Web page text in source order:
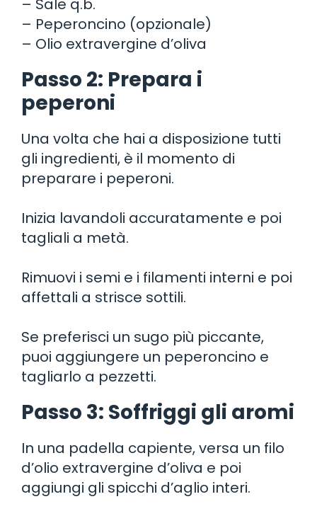
– Peperoncino (opzionale)
– Olio extravergine d’oliva
Passo 2: Prepara i
peperoni
Una volta che hai a disposizione tutti
gli ingredienti, è il momento di
preparare i peperoni.
Inizia lavandoli accuratamente e poi
tagliali a metà.
Rimuovi i semi e i filamenti interni e poi
affettali a strisce sottili.
Se preferisci un sugo più piccante,
puoi aggiungere un peperoncino e
tagliarlo a pezzetti.
Passo 3: Soffriggi gli aromi
In una padella capiente, versa un filo
d’olio extravergine d’oliva e poi
aggiungi gli spicchi d’aglio interi.